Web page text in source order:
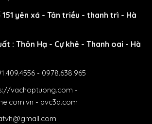
151 yên xá - Tân triều - thanh trì - Hà
: Thôn Hạ - Cự khê - Thanh oai - Hà
- 0978.638.965
vachoptuong.com -
- pvc3d.com